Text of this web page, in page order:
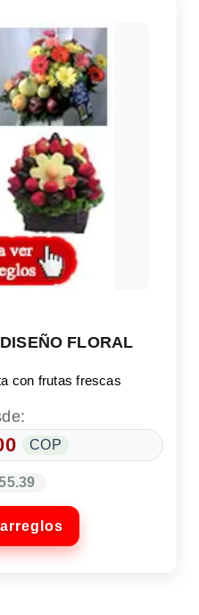
FLORAL
con frutas frescas
COP